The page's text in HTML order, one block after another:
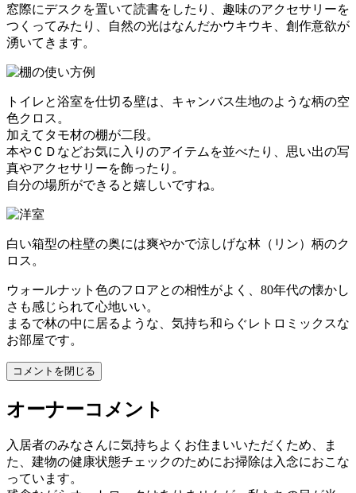
窓際にデスクを置いて読書をしたり、趣味のアクセサリーを
つくってみたり、自然の光はなんだかウキウキ、創作意欲が
湧いてきます。
トイレと浴室を仕切る壁は、キャンバス生地のような柄の空
色クロス。
加えてタモ材の棚が二段。
本やＣＤなどお気に入りのアイテムを並べたり、思い出の写
真やアクセサリーを飾ったり。
自分の場所ができると嬉しいですね。
白い箱型の柱壁の奥には爽やかで涼しげな林（リン）柄のク
ロス。
ウォールナット色のフロアとの相性がよく、80年代の懐かし
さも感じられて心地いい。
まるで林の中に居るような、気持ち和らぐレトロミックスな
お部屋です。
コメントを閉じる
オーナーコメント
入居者のみなさんに気持ちよくお住まいいただくため、ま
た、建物の健康状態チェックのためにお掃除は入念におこな
っています。